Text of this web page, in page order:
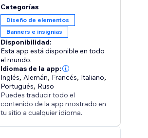
Categorías
Diseño de elementos
Banners e insignias
Disponibilidad:
Esta app está disponible en todo
el mundo.
Idiomas de la app:
Inglés, Alemán, Francés, Italiano,
Portugués, Ruso
Puedes traducir todo el
contenido de la app mostrado en
tu sitio a cualquier idioma.